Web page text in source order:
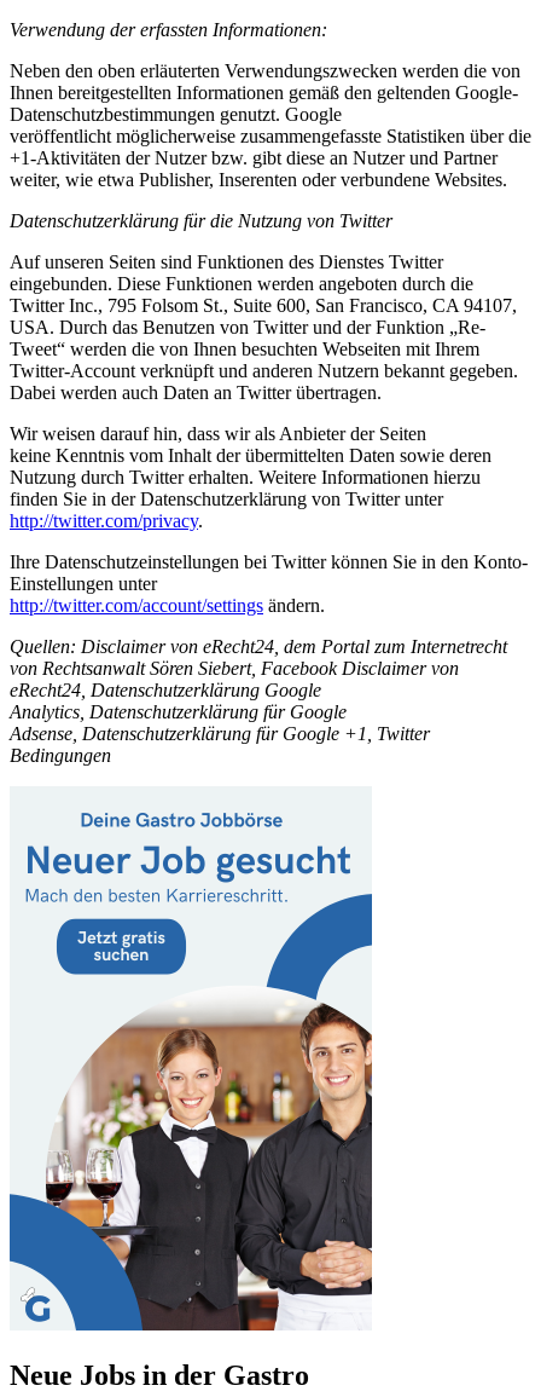
Verwendung der erfassten Informationen:
Neben den oben erläuterten Verwendungszwecken werden die von
Ihnen bereitgestellten Informationen gemäß den geltenden Google-
Datenschutzbestimmungen genutzt. Google
veröffentlicht möglicherweise zusammengefasste Statistiken über die
+1-Aktivitäten der Nutzer bzw. gibt diese an Nutzer und Partner
weiter, wie etwa Publisher, Inserenten oder verbundene Websites.
Datenschutzerklärung für die Nutzung von Twitter
Auf unseren Seiten sind Funktionen des Dienstes Twitter
eingebunden. Diese Funktionen werden angeboten durch die
Twitter Inc., 795 Folsom St., Suite 600, San Francisco, CA 94107,
USA. Durch das Benutzen von Twitter und der Funktion „Re-
Tweet“ werden die von Ihnen besuchten Webseiten mit Ihrem
Twitter-Account verknüpft und anderen Nutzern bekannt gegeben.
Dabei werden auch Daten an Twitter übertragen.
Wir weisen darauf hin, dass wir als Anbieter der Seiten
keine Kenntnis vom Inhalt der übermittelten Daten sowie deren
Nutzung durch Twitter erhalten. Weitere Informationen hierzu
finden Sie in der Datenschutzerklärung von Twitter unter
http://twitter.com/privacy.
Ihre Datenschutzeinstellungen bei Twitter können Sie in den Konto-
Einstellungen unter
http://twitter.com/account/settings ändern.
Quellen: Disclaimer von eRecht24, dem Portal zum Internetrecht
von Rechtsanwalt Sören Siebert, Facebook Disclaimer von
eRecht24, Datenschutzerklärung Google
Analytics, Datenschutzerklärung für Google
Adsense, Datenschutzerklärung für Google +1, Twitter
Bedingungen
Neue Jobs in der Gastro